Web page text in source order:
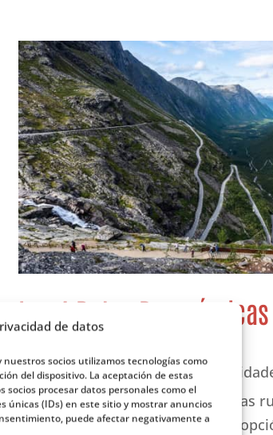
de datos
socios utilizamos tecnologías como
del dispositivo. La aceptación de estas
procesar datos personales como el
únicas (IDs) en este sitio y mostrar anuncios
puede afectar negativamente a
Las 4 Rutas
Noruega
porNoruega Tours Team|
Dentro de los viajes a Noruega, las
nacionales pueden ser una gran